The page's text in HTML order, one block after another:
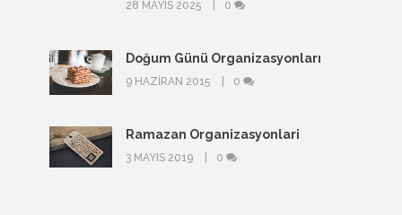
28 MAYIS 2025 0
Doğum Günü Organizasyonları
9 HAZIRAN 2015 0
Ramazan Organizasyonlari
3 MAYIS 2019 0